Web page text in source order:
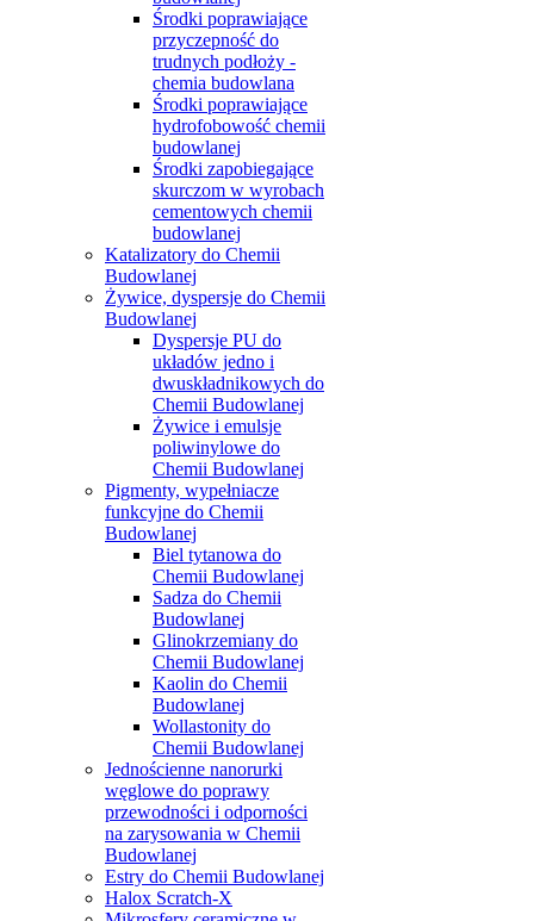
Środki poprawiające
przyczepność do
trudnych podłoży -
chemia budowlana
Środki poprawiające
hydrofobowość chemii
budowlanej
Środki zapobiegające
skurczom w wyrobach
cementowych chemii
budowlanej
Katalizatory do Chemii
Budowlanej
Żywice, dyspersje do Chemii
Budowlanej
Dyspersje PU do
układów jedno i
dwuskładnikowych do
Chemii Budowlanej
Żywice i emulsje
poliwinylowe do
Chemii Budowlanej
Pigmenty, wypełniacze
funkcyjne do Chemii
Budowlanej
Biel tytanowa do
Chemii Budowlanej
Sadza do Chemii
Budowlanej
Glinokrzemiany do
Chemii Budowlanej
Kaolin do Chemii
Budowlanej
Wollastonity do
Chemii Budowlanej
Jednościenne nanorurki
węglowe do poprawy
przewodności i odporności
na zarysowania w Chemii
Budowlanej
Estry do Chemii Budowlanej
Halox Scratch-X